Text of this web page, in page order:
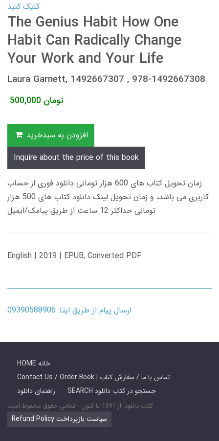
کلیک کنید
The Genius Habit How One
Habit Can Radically Change
Your Work and Your Life
Laura Garnett, 1492667307 , 978-1492667308
500,000 تومان
افزودن به سبدخرید
Inquire about the price of this book
زمان تحویل کتاب های 600 هزار تومانی دانلود فوری از حساب
کاربری می باشد، و زمان تحویل لینک دانلود کتاب های 500 هزار
تومانی حداکثر 12 ساعت از طریق پیامک/ایمیل
English | 2019 | EPUB, Converted PDF
ارسال پیام از طریق ایتا: 09390588906
HOME خانه
Contact Us / Order Book | تماس با ما / سفارش کتاب
راهنمای دانلود
SEARCH جستجو در کتاب دانلود
کتاب دانلود: از 1391 تا کنون - تمامی حقوق محفوظ است
Refund Policy سیاست بازپرداخت